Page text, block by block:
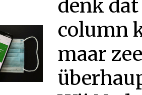
denk
column
maar